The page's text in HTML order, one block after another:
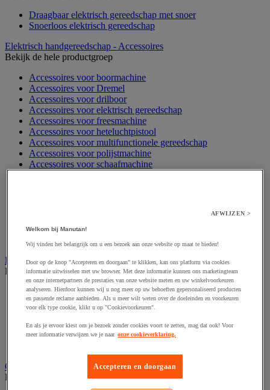
Draagbaar elektrisch gereedschap met snoer
Snoerloos elektrisch gereedschap
Elektrisch handgereedschap - Accessoires
Bekijk de hele productgroep
Accessoires voor boormachine
Accessoires voor Dremel
Accessoires voor drilboor
Accessoires voor elektrisch gereedschap
Accessoires voor freesmachine
Accessoires voor heteluchtpistool
Accessoires voor multifunctionele gereedschap
Accessoires voor polijstmachine
Accessoires voor schaafmachine
Accessoires voor spijkermachine
Accessoires voor zaag
Elektrische toebehoren en verlichting
Bekijk de hele productgroep
Accessoires voor elektrisch schakelpaneel
Batterij, oplader en kabel
Elektrische kabel
Elektrische uitrusting
Verlengsnoer, stekkerdoos en kapelhaspel
Gereedschap opbergen
Bekijk de hele productgroep
AFWIJZEN >
Welkom bij Manutan!
Wij vinden het belangrijk om u een bezoek aan onze website op maat te bieden!
Door op de knop "Accepteren en doorgaan" te klikken, kan ons platform via cookies
informatie uitwisselen met uw browser. Met deze informatie kunnen ons marketingteam
en onze internetpartners de prestaties van onze website meten en uw winkelvoorkeuren
analyseren. Hierdoor kunnen wij u nog meer op uw behoeften gepersonaliseerd producten
en passende reclame aanbieden. Als u meer wilt weten over de doeleinden en voorkeuren
voor elk type cookie, klikt u op "Cookievoorkeuren".
En als je ervoor kiest om je bezoek zonder cookies voort te zetten, mag dat ook! Voor
meer informatie verwijzen we je naar onze cookieverklaring.
Accepteren en doorgaan